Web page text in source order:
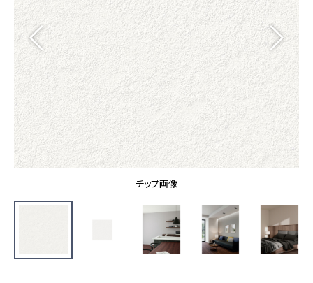
ブランド・コレクション
Lilycolor Coordinate 着せ替えシミュレーション
カーテン
床材
サステナブル商品
ノンワックス床タイル
壁紙機能性ガイド
施工事例 トップ
医療・福祉施設
ホテル・オフィス・店舗
モデルハウス
新築戸建・マンション
#リリカラのある暮らし
リリカラノート
ショールーム
ショールーム トップ
東京ショールーム
大阪ショールーム
お客様サポート
お客様サポート トップ
画像ダウンロード
お役立ち資料
非住宅案件に関するお問い合わせ
チップ画像